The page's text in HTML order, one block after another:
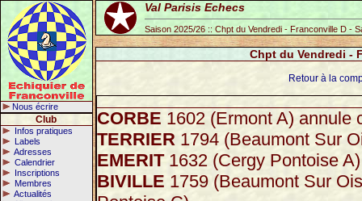
Nous écrire
Club
Infos pratiques
Labels
Adresses
Calendrier
Inscriptions
Membres
Actualités
Val Parisis Echecs
Saison 2025/26 :: Chpt du Vendredi - Franconville D -
Chpt du Vendredi -
Retour à la
CORBE 1602 (Ermont A) annule
TERRIER 1794 (Beaumont Sur
EMERIT1632 (Cergy Pontoise
BIVILLE 1759 (Beaumont Sur